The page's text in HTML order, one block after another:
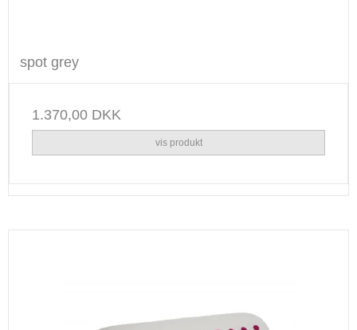
spot grey
1.370,00 DKK
vis produkt